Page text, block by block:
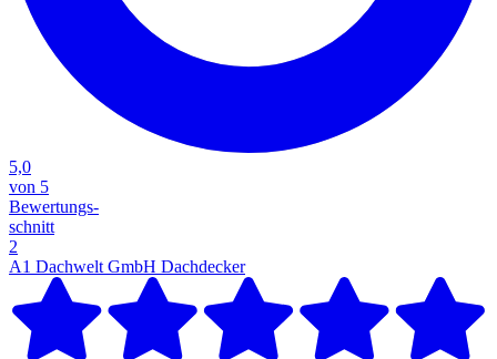
5,0
von 5
Bewertungs-
schnitt
2
A1 Dachwelt GmbH Dachdecker